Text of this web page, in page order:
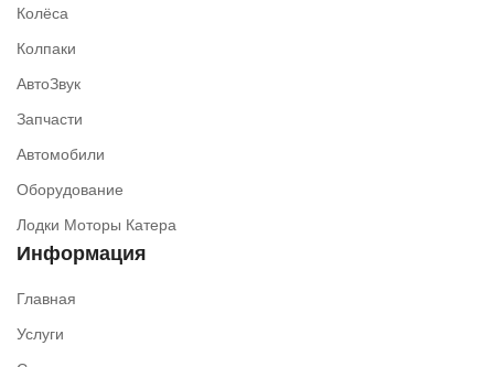
Колёса
Колпаки
АвтоЗвук
Запчасти
Автомобили
Оборудование
Лодки Моторы Катера
Информация
Главная
Услуги